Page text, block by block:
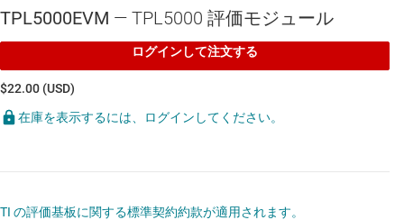
TPL5000EVM — TPL5000 評価モジュール
ログインして注文する
$22.00 (USD)
在庫を表示するには、ログインしてください。
TI の評価基板に関する標準契約約款が適用されます。